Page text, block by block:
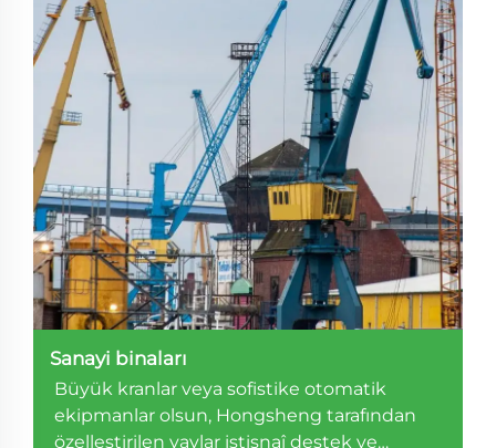
Sanayi binaları
Büyük kranlar veya sofistike otomatik
ekipmanlar olsun, Hongsheng tarafından
özelleştirilen yaylar istisnaî destek ve